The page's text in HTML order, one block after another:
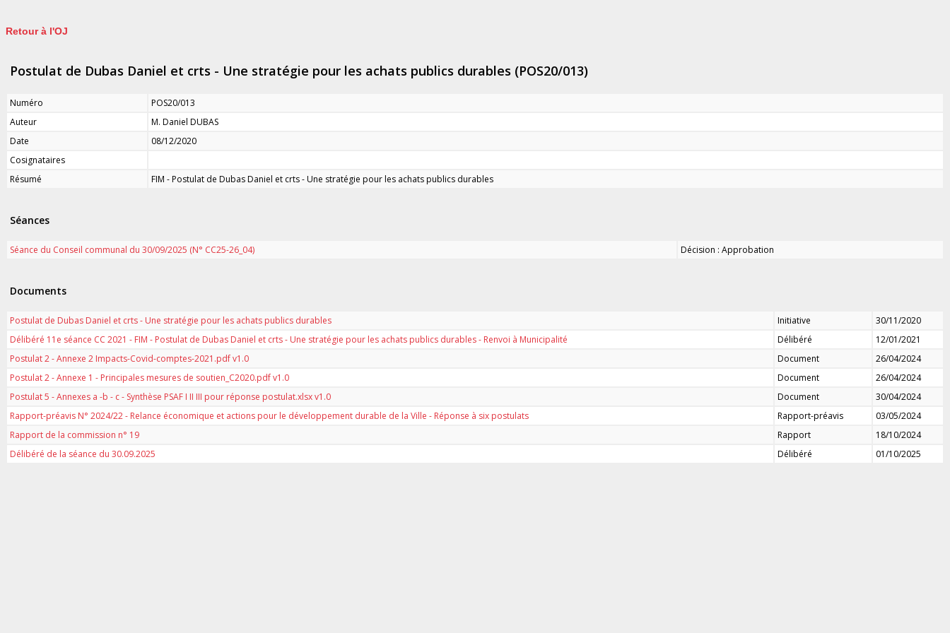
Retour à l'OJ
Postulat de Dubas Daniel et crts - Une stratégie pour les achats publics durables (POS20/013)
Numéro
POS20/013
Auteur
M. Daniel DUBAS
Date
08/12/2020
Cosignataires
Résumé
FIM - Postulat de Dubas Daniel et crts - Une stratégie pour les achats publics durables
Séances
Séance du Conseil communal du 30/09/2025 (N° CC25-26_04) Décision : Approbation
Documents
Postulat de Dubas Daniel et crts - Une stratégie pour les achats publics durables Initiative
30/11/2020
Délibéré 11e séance CC 2021 - FIM - Postulat de Dubas Daniel et crts - Une stratégie pour les achats publics durables - Renvoi à Municipalité
Délibéré
12/01/2021
Postulat 2 - Annexe 2 Impacts-Covid-comptes-2021.pdf v1.0
Document
26/04/2024
Postulat 2 - Annexe 1 - Principales mesures de soutien_C2020.pdf v1.0
Document
26/04/2024
Postulat 5 - Annexes a -b - c - Synthèse PSAF I II III pour réponse postulat.xlsx v1.0
Document
30/04/2024
Rapport-préavis N° 2024/22 - Relance économique et actions pour le développement durable de la Ville - Réponse à six postulats
Rapport-préavis
03/05/2024
Rapport de la commission n° 19
Rapport
18/10/2024
Délibéré de la séance du 30.09.2025
Délibéré 01/10/2025